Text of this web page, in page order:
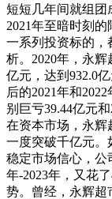
短短几年间就组团
2021年至暗时刻
一系列投资标的，
析。2020年，永
亿元，达到932.0
后的2021年和
别巨亏39.44亿元
在资本市场，永辉
一度突破千亿元。
稳定市场信心，公
年-2023年，又花
势。曾经，永辉超